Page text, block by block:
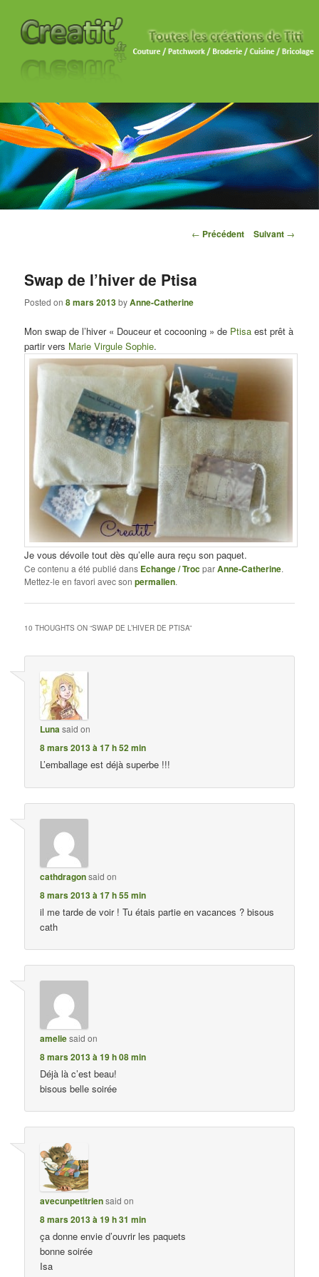
Navigation des articles
← Précédent Suivant →
Swap de l’hiver de Ptisa
Posted on8 mars 2013byAnne-Catherine
Mon swap de l’hiver « Douceur et cocooning » de Ptisa est prêt à
partir vers Marie Virgule Sophie.
Je vous dévoile tout dès qu’elle aura reçu son paquet.
Ce contenu a été publié dans Echange / TrocparAnne-Catherine.
Mettez-le en favori avec sonpermalien.
10 THOUGHTS ON “SWAP DE L’HIVER DE PTISA”
Lunasaid on
8 mars 2013 à 17 h 52 min
L’emballage est déjà superbe !!!
cathdragonsaid on
8 mars 2013 à 17 h 55 min
il me tarde de voir ! Tu étais partie en vacances ? bisous
cath
ameliesaid on
8 mars 2013 à 19 h 08 min
Déjà là c’est beau!
bisous belle soirée
avecunpetitriensaid on
8 mars 2013 à 19 h 31 min
ça donne envie d’ouvrir les paquets
bonne soirée
Isa